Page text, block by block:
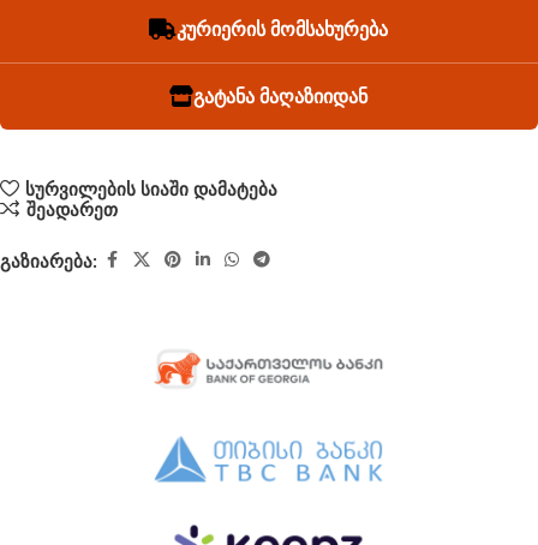
კურიერის მომსახურება
გატანა მაღაზიიდან
სურვილების სიაში დამატება
შეადარეთ
გაზიარება: